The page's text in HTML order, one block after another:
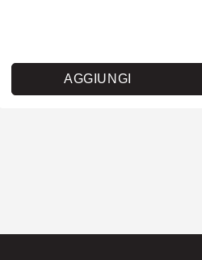
AGGIUNGI